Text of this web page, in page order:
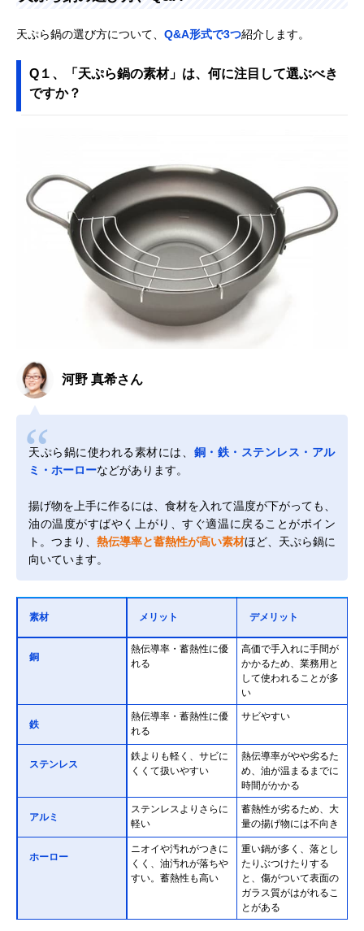
天ぷら鍋の選び方について、 Q&A形式で3つ紹介します。
Q１、「天ぷら鍋の素材」は、何に注目して選ぶべき
ですか？
河野 真希さん
天ぷら鍋に使われる素材には、 銅・鉄・ステンレス・アル
ミ・ホーローなどがあります。
揚げ物を上手に作るには、食材を入れて温度が下がっても、
油の温度がすばやく上がり、すぐ適温に戻ることがポイン
ト。つまり、 熱伝導率と蓄熱性が高い素材ほど、天ぷら鍋に
向いています。
素材 メリット デメリット
銅
熱伝導率・蓄熱性に優
れる
高価で手入れに手間が
かかるため、業務用と
して使われることが多
い
鉄
熱伝導率・蓄熱性に優
れる
サビやすい
ステンレス
鉄よりも軽く、サビに
くくて扱いやすい
熱伝導率がやや劣るた
め、油が温まるまでに
時間がかかる
アルミ
ステンレスよりさらに
軽い
蓄熱性が劣るため、大
量の揚げ物には不向き
ホーロー
ニオイや汚れがつきに
くく、油汚れが落ちや
すい。蓄熱性も高い
重い鍋が多く、落とし
たりぶつけたりする
と、傷がついて表面の
ガラス質がはがれるこ
とがある